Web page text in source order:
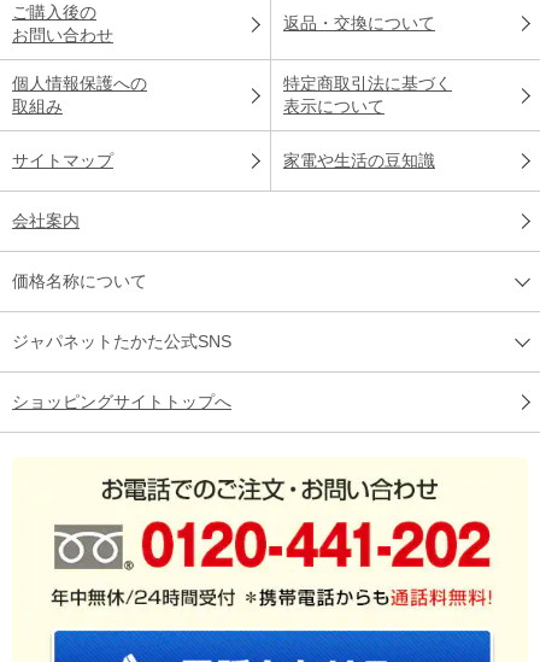
ご購入後の
お問い合わせ
返品・交換について
個人情報保護への
取組み
特定商取引法に基づく
表示について
サイトマップ 家電や生活の豆知識
会社案内
価格名称について
ジャパネットたかた公式SNS
ショッピングサイトトップへ